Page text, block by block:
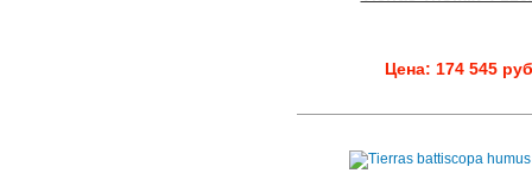
Цена: 174 545